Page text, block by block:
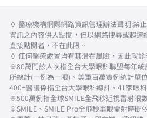
◊ 醫療機構網際網路資訊管理辦法聲明:禁
資訊之內容供人點閱，但以網路搜尋或超
直接點閱者，不在此限。
◊ 任何醫療處置均有其潛在風險，因此就
※80萬門診人次指全台大學眼科聯盟每年
所總計(一例為一眼)、美軍百萬實例統計單
400+醫護係指全台大學眼科總計、41家眼
※500萬例指全球SMILE全飛秒近視雷射眼
※SMILE、SMILE Pro全飛秒單眼雷射時間